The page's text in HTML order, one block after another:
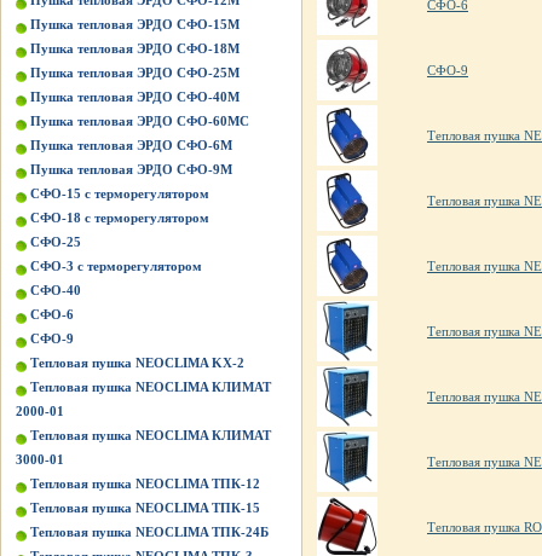
Пушка тепловая ЭРДО СФО-15М
Пушка тепловая ЭРДО СФО-18М
Пушка тепловая ЭРДО СФО-25М
Пушка тепловая ЭРДО СФО-40М
Пушка тепловая ЭРДО СФО-60МС
Пушка тепловая ЭРДО СФО-6М
Пушка тепловая ЭРДО СФО-9М
СФО-15 с терморегулятором
СФО-18 с терморегулятором
СФО-25
СФО-3 с терморегулятором
СФО-40
СФО-6
СФО-9
Тепловая пушка NEOCLIMA KХ-2
Тепловая пушка NEOCLIMA КЛИМАТ
2000-01
Тепловая пушка NEOCLIMA КЛИМАТ
3000-01
Тепловая пушка NEOCLIMA ТПК-12
Тепловая пушка NEOCLIMA ТПК-15
Тепловая пушка NEOCLIMA ТПК-24Б
СФО-6
СФО-9
Тепловая пушка
Тепловая пушка
Тепловая пушка
Тепловая пушка
Тепловая пушка
Тепловая пушка
Тепловая пушка